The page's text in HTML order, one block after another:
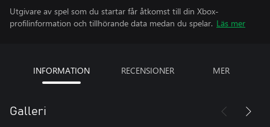
Utgivare av spel som du startar får åtkomst till din Xbox-
profilinformation och tillhörande data medan du spelar. Läs mer
INFORMATION RECENSIONER MER
Galleri